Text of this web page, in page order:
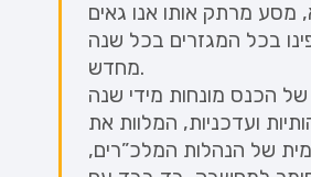
מסע מרתק אותו אנו גאים
בכל המגזרים בכל שנה
מחדש.
של הכנס מונחות מידי שנה
ועדכניות, המלוות את
של הנהלות המלכ”רים,